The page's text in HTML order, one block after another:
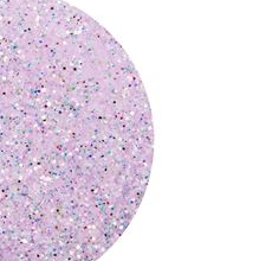
DÉTAILS